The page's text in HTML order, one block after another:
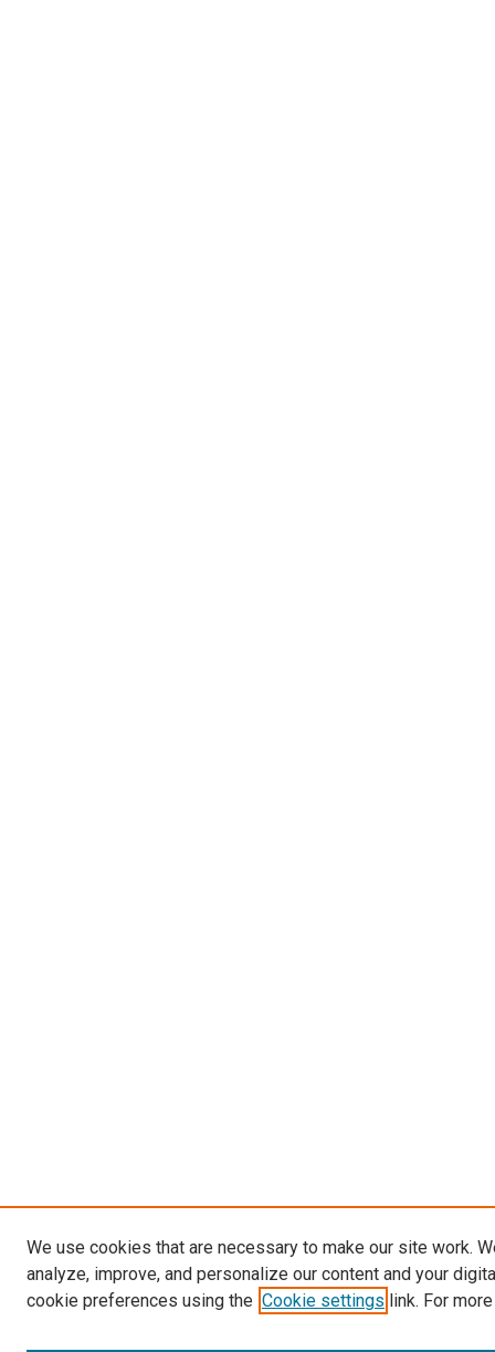
We use cookies that are necessary to make our site work.
analyze, improve, and personalize our content and your
cookie preferences using the Cookie settings link. For